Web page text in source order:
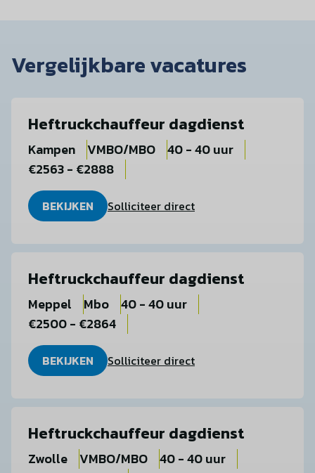
Vergelijkbare vacatures
Heftruckchauffeur dagdienst
Kampen VMBO/MBO
40 - 40 uur
€2563 - €2888
BEKIJKEN Solliciteer direct
Heftruckchauffeur dagdienst
Meppel Mbo
40 - 40 uur
€2500 - €2864
BEKIJKEN Solliciteer direct
Heftruckchauffeur dagdienst
Zwolle VMBO/MBO
40 - 40 uur